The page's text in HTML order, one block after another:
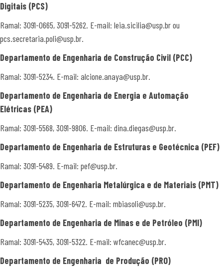
Digitais (PCS)
Ramal: 3091-0665, 3091-5262. E-mail: leia.sicilia@usp.br ou
pcs.secretaria.poli@usp.br.
Departamento de Engenharia de Construção Civil (PCC)
Ramal: 3091-5234. E-mail: alcione.anaya@usp.br.
Departamento de Engenharia de Energia e Automação
Elétricas (PEA)
Ramal: 3091-5568, 3091-9806. E-mail: dina.diegas@usp.br.
Departamento de Engenharia de Estruturas e Geotécnica (PEF)
Ramal: 3091-5489. E-mail: pef@usp.br.
Departamento de Engenharia Metalúrgica e de Materiais (PMT)
Ramal: 3091-5235, 3091-6472. E-mail: mbiasoli@usp.br.
Departamento de Engenharia de Minas e de Petróleo (PMI)
Ramal: 3091-5435, 3091-5322. E-mail: wfcanec@usp.br.
Departamento de Engenharia de Produção (PRO)